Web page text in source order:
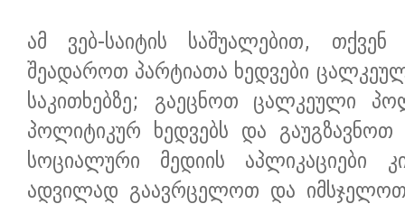
ამ ვებ-საიტის საშუალებით,
შეადაროთ პარტიათა ხედვები
საკითხებზე; გაეცნოთ ცალკეული
პოლიტიკურ ხედვებს და გაუგზავნოთ
სოციალური მედიის აპლიკაციები
ადვილად გაავრცელოთ და იმსჯელოთ